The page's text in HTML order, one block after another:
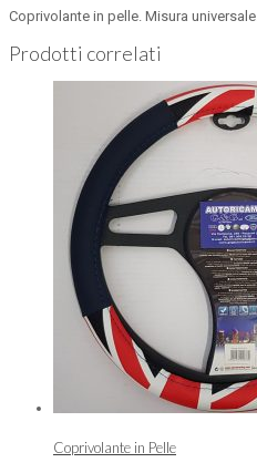
Coprivolante in pelle. Misura universale.
Prodotti correlati
Coprivolante in Pelle